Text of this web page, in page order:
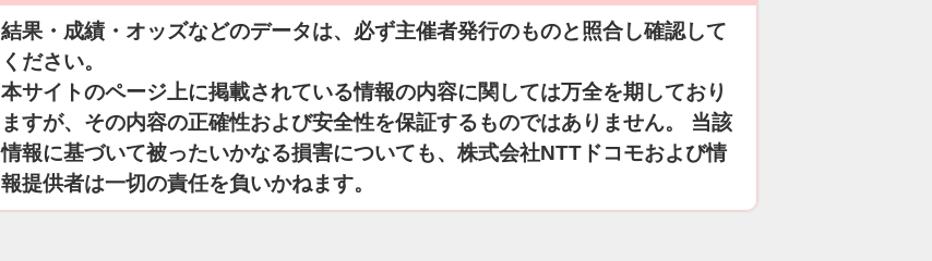
結果・成績・オッズなどのデータは、必ず主催者発行のものと照合し確認して
ください。
本サイトのページ上に掲載されている情報の内容に関しては万全を期しており
ますが、その内容の正確性および安全性を保証するものではありません。 当該
情報に基づいて被ったいかなる損害についても、株式会社NTTドコモおよび情
報提供者は一切の責任を負いかねます。